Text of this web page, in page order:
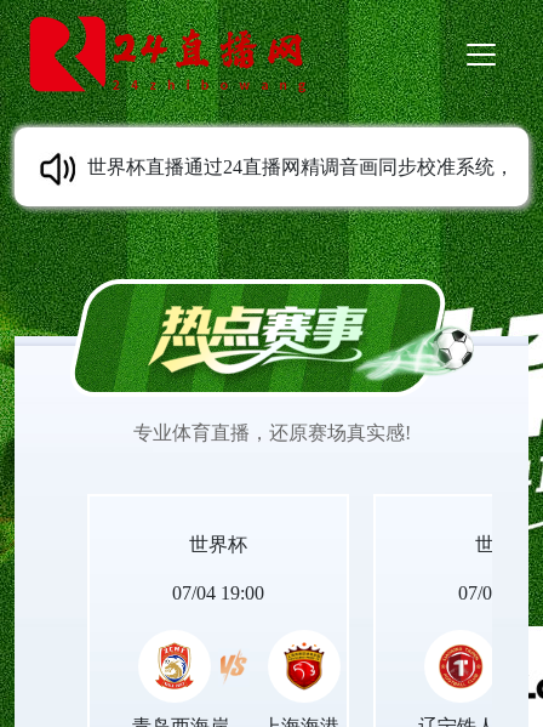
世界杯直播通过24直播网精调音画同步校准系统，
彻底解决画面与音效错位问题，赛场动作与声响实
时对齐。世界杯直播平台无插件在线传输视听信号
滑，让观众获得沉浸式的精准视听体验。
专业体育直播，还原赛场真实感!
世界杯
07/04 19:00
世界杯
07/04